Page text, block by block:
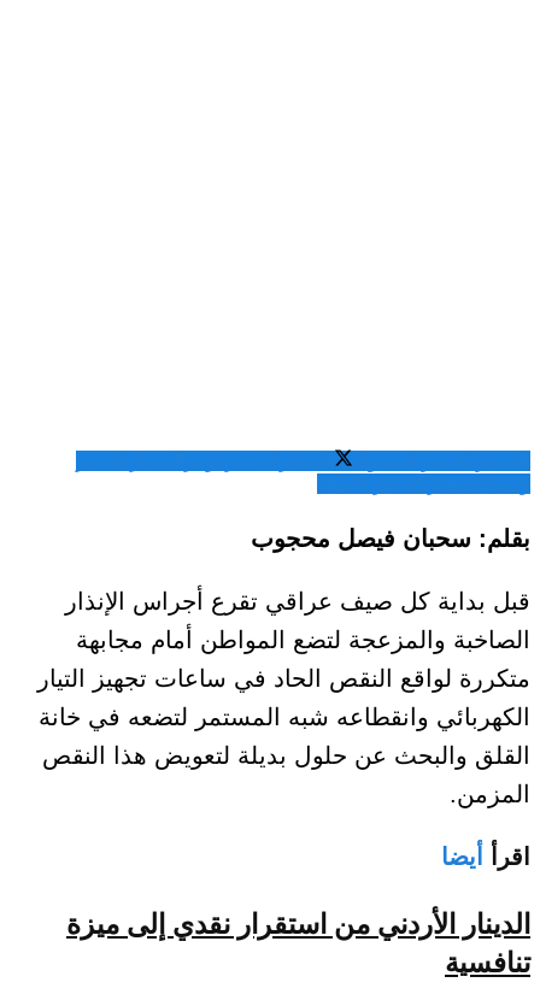
بقلم: سحبان فيصل محجوب
قبل بداية كل صيف عراقي تقرع أجراس الإنذار
الصاخبة والمزعجة لتضع المواطن أمام مجابهة
متكررة لواقع النقص الحاد في ساعات تجهيز التيار
الكهربائي وانقطاعه شبه المستمر لتضعه في خانة
القلق والبحث عن حلول بديلة لتعويض هذا النقص
المزمن.
اقرأ أيضا
الدينار الأردني من استقرار نقدي إلى ميزة
تنافسية